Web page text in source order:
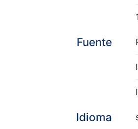
Fuente
Idioma